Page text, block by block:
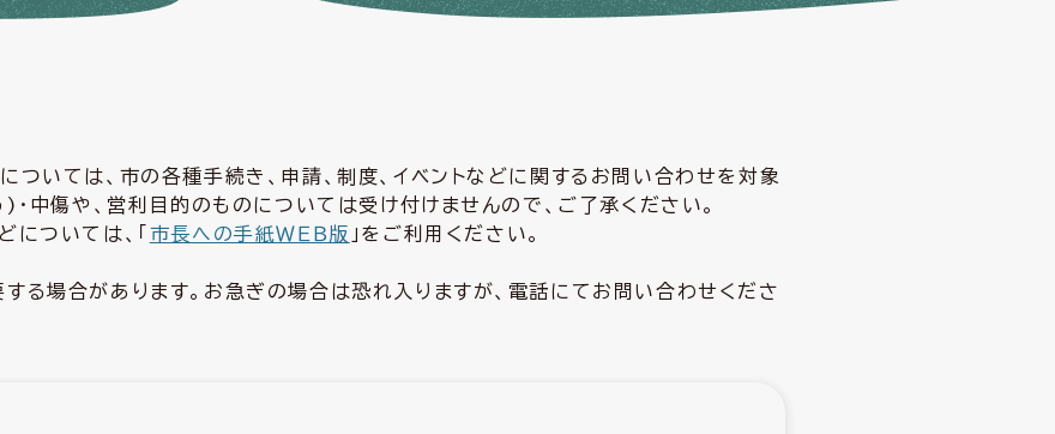
ついては、市の各種手続き、申請、制度、イベントなどに関するお問い合わせを対象
・中傷や、営利目的のものについては受け付けませんので、ご了承ください。
ついては、「 市長への手紙ＷＥＢ版 」をご利用ください。
る場合があります。お急ぎの場合は恐れ入りますが、電話にてお問い合わせくださ